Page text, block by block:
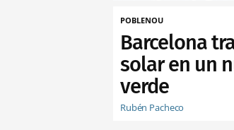
POBLENOU
Barcelona
solar en un
verde
Rubén Pacheco